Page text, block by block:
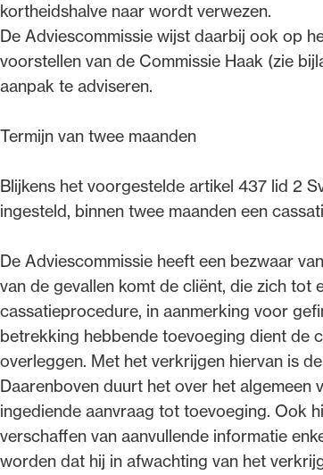
kortheidshalve naar wordt verwezen.
De Adviescommissie wijst daarbij ook op
voorstellen van de Commissie Haak (zie
aanpak te adviseren.
Termijn van twee maanden
Blijkens het voorgestelde artikel 437 lid 2
ingesteld, binnen twee maanden een
De Adviescommissie heeft een bezwaar
van de gevallen komt de cliënt, die zich tot
cassatieprocedure, in aanmerking voor
betrekking hebbende toevoeging dient de
overleggen. Met het verkrijgen hiervan is
Daarenboven duurt het over het
ingediende aanvraag tot toevoeging. Ook
verschaffen van aanvullende informatie
worden dat hij in afwachting van het